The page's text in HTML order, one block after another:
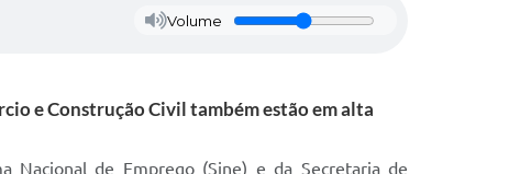
Volume
e Construção Civil também estão em alta
Nacional de Emprego (Sine) e da Secretaria de